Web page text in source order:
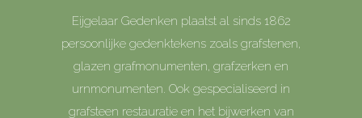
Eijgelaar Gedenken plaatst al sinds 1862
persoonlijke gedenktekens zoals grafstenen,
glazen grafmonumenten, grafzerken en
urnmonumenten. Ook gespecialiseerd in
grafsteen restauratie en het bijwerken van